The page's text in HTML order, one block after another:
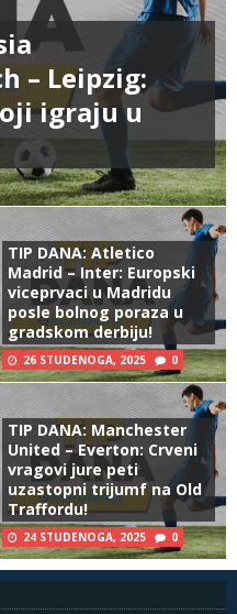
– Leipzig:
igraju u
TIP DANA: Atletico
Madrid – Inter: Europski
viceprvaci u Madridu
posle bolnog poraza u
gradskom derbiju!
26 STUDENOGA, 2025 0
TIP DANA: Manchester
United – Everton: Crveni
vragovi jure peti
uzastopni trijumf na Old
Traffordu!
24 STUDENOGA, 2025 0